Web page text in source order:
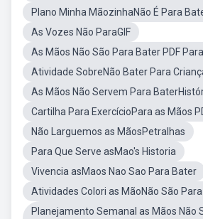
Plano Minha MãozinhaNão É Para
As Vozes Não ParaGIF
As Mãos Não São Para Bater PDF
Atividade SobreNão Bater Para
As Mãos Não Servem Para
Cartilha Para ExercícioPara as Mãos
Não Larguemos as MãosPetralhas
Para Que Serve asMao's Historia
Vivencia asMaos Nao Sao Para Bater
Atividades Colori as MãoNão São
Planejamento Semanal as Mãos Não